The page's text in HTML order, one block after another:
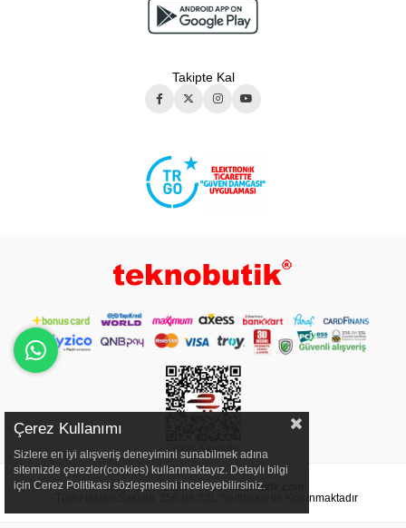
Takipte Kal
Copyright © 2020 - 2026Teknobutik.com
- Tüm Hakları Saklıdır. 256 Bit SSL Sertifikası ile Korunmaktadır
Çerez Kullanımı
Sizlere en iyi alışveriş deneyimini sunabilmek adına
sitemizde çerezler(cookies) kullanmaktayız. Detaylı bilgi
için Cerez Politikası sözleşmesini inceleyebilirsiniz.